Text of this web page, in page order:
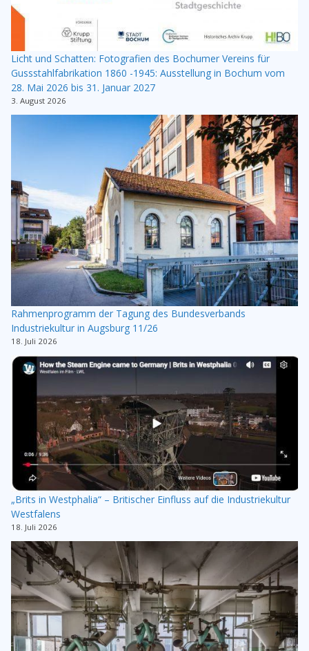
Licht und Schatten: Fotografien des Bochumer Vereins für
Gussstahlfabrikation 1860 -1945: Ausstellung in Bochum vom
28. Mai 2026 bis 31. Januar 2027
3. August 2026
Rahmenprogramm der Tagung des Bundesverbands
Industriekultur in Augsburg 11/26
18. Juli 2026
„Brits in Westphalia“ – Britischer Einfluss auf die Industriekultur
Westfalens
18. Juli 2026